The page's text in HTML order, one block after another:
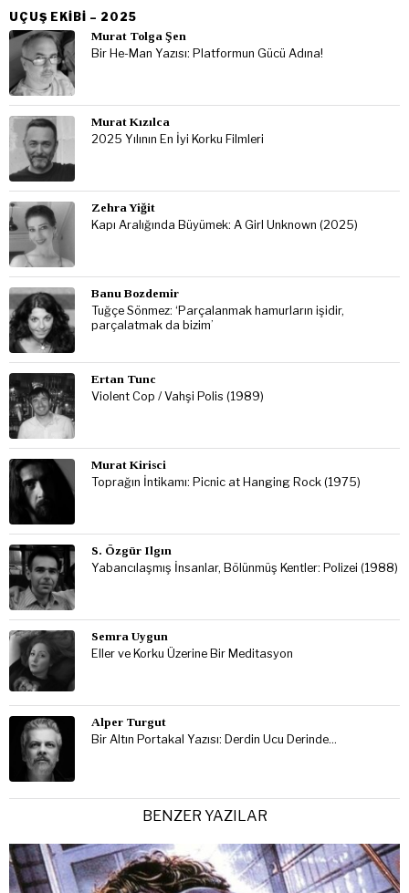
UÇUŞ EKIBI – 2025
Murat Tolga Şen
Bir He-Man Yazısı: Platformun Gücü Adına!
Murat Kızılca
2025 Yılının En İyi Korku Filmleri
Zehra Yiğit
Kapı Aralığında Büyümek: A Girl Unknown (2025)
Banu Bozdemir
Tuğçe Sönmez: ‘Parçalanmak hamurların işidir,
parçalatmak da bizim’
Ertan Tunc
Violent Cop / Vahşi Polis (1989)
Murat Kirisci
Toprağın İntikamı: Picnic at Hanging Rock (1975)
S. Özgür Ilgın
Yabancılaşmış İnsanlar, Bölünmüş Kentler: Polizei (1988)
Semra Uygun
Eller ve Korku Üzerine Bir Meditasyon
Alper Turgut
Bir Altın Portakal Yazısı: Derdin Ucu Derinde…
BENZER YAZILAR